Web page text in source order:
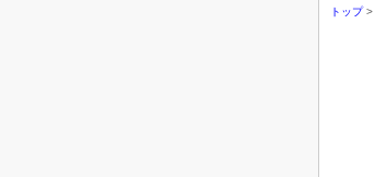
トップ>